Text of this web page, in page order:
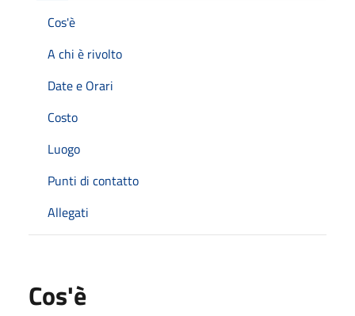
Cos'è
A chi è rivolto
Date e Orari
Costo
Luogo
Punti di contatto
Allegati
Cos'è